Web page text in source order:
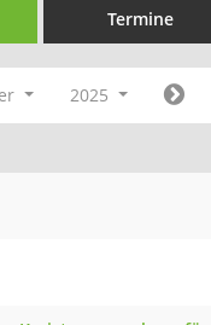
Termine
2025